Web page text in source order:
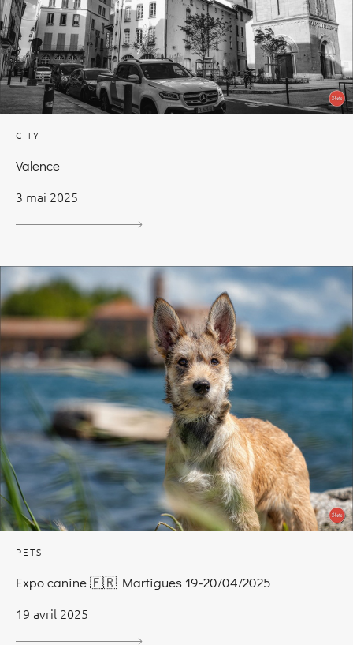
CITY
Valence
3 mai 2025
PETS
Expo canine 🇫🇷 Martigues 19-20/04/2025
19 avril 2025